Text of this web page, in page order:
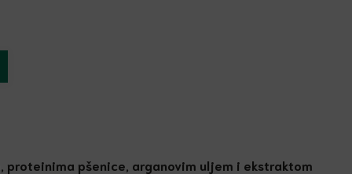
proteinima pšenice, arganovim uljem i ekstraktom